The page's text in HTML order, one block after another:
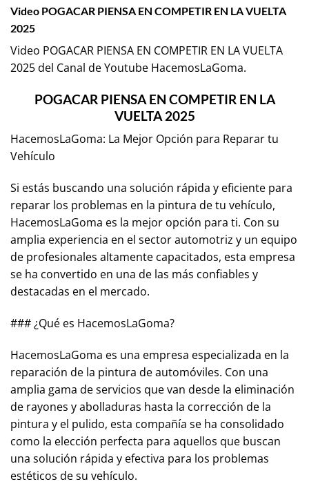
Video POGACAR PIENSA EN COMPETIR EN LA VUELTA
2025
Video POGACAR PIENSA EN COMPETIR EN LA VUELTA
2025 del Canal de Youtube HacemosLaGoma.
POGACAR PIENSA EN COMPETIR EN LA
VUELTA 2025
HacemosLaGoma: La Mejor Opción para Reparar tu
Vehículo
Si estás buscando una solución rápida y eficiente para
reparar los problemas en la pintura de tu vehículo,
HacemosLaGoma es la mejor opción para ti. Con su
amplia experiencia en el sector automotriz y un equipo
de profesionales altamente capacitados, esta empresa
se ha convertido en una de las más confiables y
destacadas en el mercado.
### ¿Qué es HacemosLaGoma?
HacemosLaGoma es una empresa especializada en la
reparación de la pintura de automóviles. Con una
amplia gama de servicios que van desde la eliminación
de rayones y abolladuras hasta la corrección de la
pintura y el pulido, esta compañía se ha consolidado
como la elección perfecta para aquellos que buscan
una solución rápida y efectiva para los problemas
estéticos de su vehículo.